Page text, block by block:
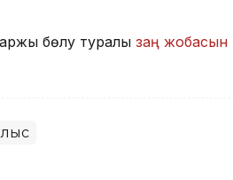
бөлу туралы заң жобасын